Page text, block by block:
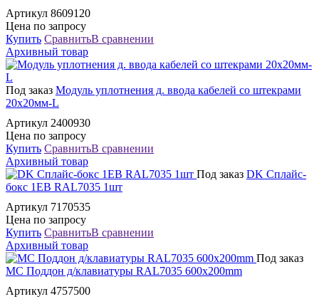
Артикул 8609120
Цена по запросу
Купить СравнитьВ сравнении
Архивный товар
Под заказ Модуль уплотнения д. ввода кабелей со штекрами
20х20мм-L
Артикул 2400930
Цена по запросу
Купить СравнитьВ сравнении
Архивный товар
Под заказ DK Сплайс-
бокс 1EB RAL7035 1шт
Артикул 7170535
Цена по запросу
Купить СравнитьВ сравнении
Архивный товар
Под заказ
MC Поддон д/клавиатуры RAL7035 600x200mm
Артикул 4757500